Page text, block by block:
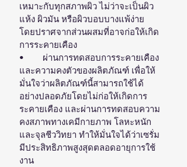
เหมาะกับทุกสภาพผิว ไม่ว่าจะเป็นผิว
แห้ง ผิวมัน หรือผิวบอบบางแพ้ง่าย
โดยปราศจากส่วนผสมที่อาจก่อให้เกิด
การระคายเคือง
•	ผ่านการทดสอบการระคายเคือง
และความคงตัวของผลิตภัณฑ์ เพื่อให้
มั่นใจว่าผลิตภัณฑ์นี้สามารถใช้ได้
อย่างปลอดภัยโดยไม่ก่อให้เกิดการ
ระคายเคือง และผ่านการทดสอบความ
คงสภาพทางเคมีกายภาพ โลหะหนัก
และจุลชีววิทยา ทำให้มั่นใจได้ว่าเซรั่ม
มีประสิทธิภาพสูงสุดตลอดอายุการใช้
งาน